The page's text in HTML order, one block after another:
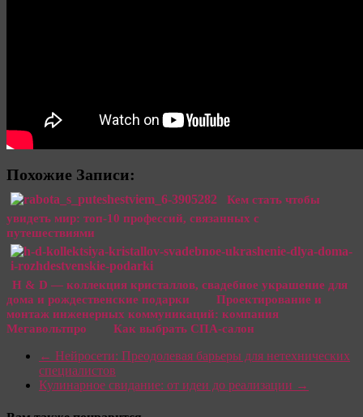
Похожие Записи:
Кем стать чтобы
увидеть мир: топ-10 профессий, связанных с
путешествиями
H & D — коллекция кристаллов, свадебное украшение для
дома и рождественские подарки
Проектирование и
монтаж инженерных коммуникаций: компания
Мегавольтпро
Как выбрать СПА-салон
← Нейросети: Преодолевая барьеры для нетехнических
специалистов
Кулинарное свидание: от идеи до реализации →